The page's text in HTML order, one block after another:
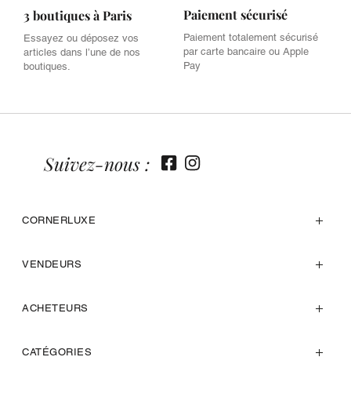
3 boutiques à Paris
Essayez ou déposez vos
articles dans l’une de nos
boutiques.
Paiement sécurisé
Paiement totalement sécurisé
par carte bancaire ou Apple
Pay
CORNERLUXE
VENDEURS
ACHETEURS
CATÉGORIES
Suivez-nous :